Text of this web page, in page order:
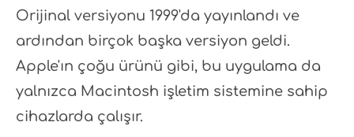
Orijinal versiyonu 1999'da yayınlandı ve
ardından birçok başka versiyon geldi.
Apple'ın çoğu ürünü gibi, bu uygulama da
yalnızca Macintosh işletim sistemine sahip
cihazlarda çalışır.